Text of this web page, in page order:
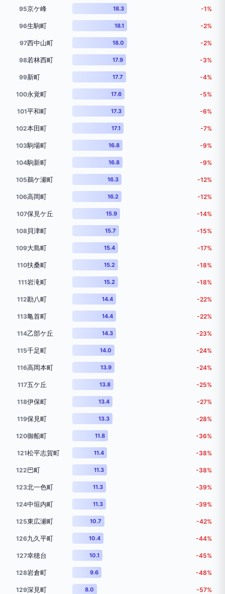
95京ケ峰 18.3 -1%
96生駒町 18.1 -2%
97西中山町 18.0 -2%
98若林西町 17.9 -3%
99新町 17.7 -4%
100永覚町 17.6 -5%
101平和町 17.3 -6%
102本田町 17.1 -7%
103駒場町 16.8 -9%
104駒新町 16.8 -9%
105鵜ケ瀬町 16.3 -12%
106高岡町 16.2 -12%
107保見ケ丘 15.9 -14%
108貝津町 15.7 -15%
109大島町 15.4 -17%
110扶桑町 15.2 -18%
111岩滝町 15.2 -18%
112勘八町 14.4 -22%
113亀首町 14.4 -22%
114乙部ケ丘 14.3 -23%
115千足町 14.0 -24%
116高岡本町 13.9 -24%
117五ケ丘 13.8 -25%
118伊保町 13.4 -27%
119保見町 13.3 -28%
120御船町 11.8 -36%
121松平志賀町 11.4 -38%
122巴町 11.3 -38%
123北一色町 11.3 -39%
124中垣内町 11.3 -39%
125東広瀬町 10.7 -42%
126九久平町 10.4 -44%
127幸穂台 10.1 -45%
128岩倉町 9.6 -48%
129深見町 8.0 -57%